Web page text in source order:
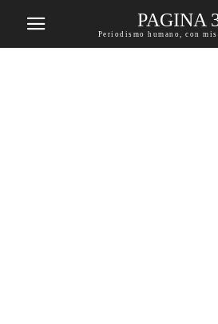
PAGINA
Periodismo humano, con